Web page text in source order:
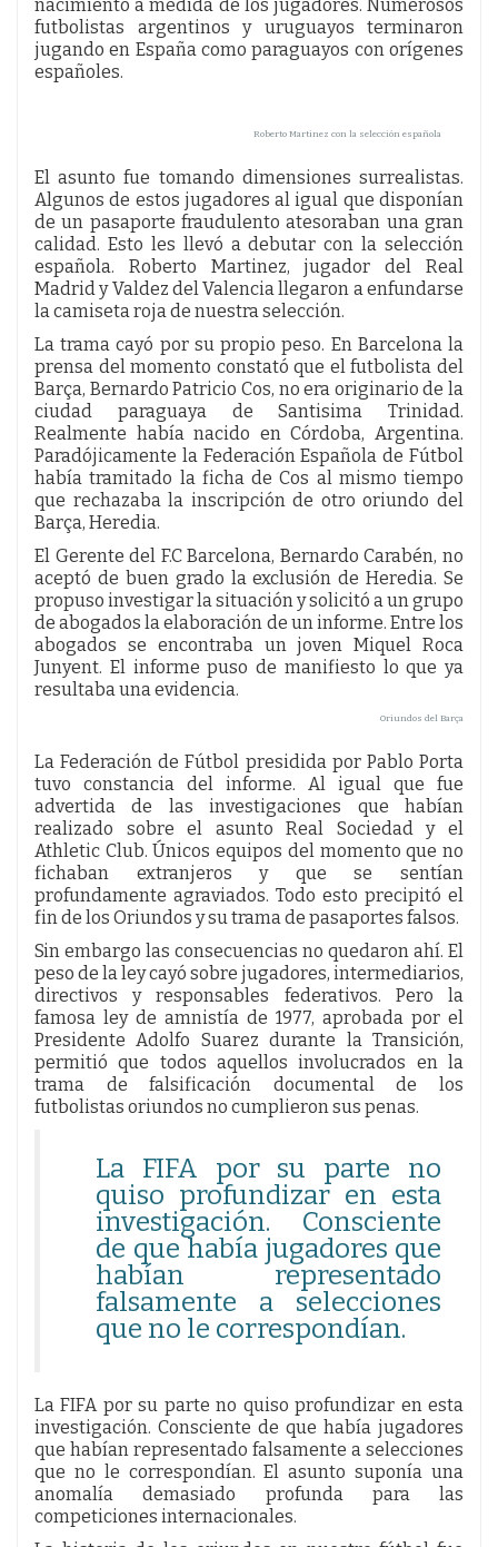
nacimiento a medida de los jugadores. Numerosos
futbolistas argentinos y uruguayos terminaron
jugando en España como paraguayos con orígenes
españoles.
Roberto Martinez con la selección española
El asunto fue tomando dimensiones surrealistas.
Algunos de estos jugadores al igual que disponían
de un pasaporte fraudulento atesoraban una gran
calidad. Esto les llevó a debutar con la selección
española. Roberto Martinez, jugador del Real
Madrid y Valdez del Valencia llegaron a enfundarse
la camiseta roja de nuestra selección.
La trama cayó por su propio peso. En Barcelona la
prensa del momento constató que el futbolista del
Barça, Bernardo Patricio Cos, no era originario de la
ciudad paraguaya de Santisima Trinidad.
Realmente había nacido en Córdoba, Argentina.
Paradójicamente la Federación Española de Fútbol
había tramitado la ficha de Cos al mismo tiempo
que rechazaba la inscripción de otro oriundo del
Barça, Heredia.
El Gerente del F.C Barcelona, Bernardo Carabén, no
aceptó de buen grado la exclusión de Heredia. Se
propuso investigar la situación y solicitó a un grupo
de abogados la elaboración de un informe. Entre los
abogados se encontraba un joven Miquel Roca
Junyent. El informe puso de manifiesto lo que ya
resultaba una evidencia.
Oriundos del Barça
La Federación de Fútbol presidida por Pablo Porta
tuvo constancia del informe. Al igual que fue
advertida de las investigaciones que habían
realizado sobre el asunto Real Sociedad y el
Athletic Club. Únicos equipos del momento que no
fichaban extranjeros y que se sentían
profundamente agraviados. Todo esto precipitó el
fin de los Oriundos y su trama de pasaportes falsos.
Sin embargo las consecuencias no quedaron ahí. El
peso de la ley cayó sobre jugadores, intermediarios,
directivos y responsables federativos. Pero la
famosa ley de amnistía de 1977, aprobada por el
Presidente Adolfo Suarez durante la Transición,
permitió que todos aquellos involucrados en la
trama de falsificación documental de los
futbolistas oriundos no cumplieron sus penas.
La FIFA por su parte no
quiso profundizar en esta
investigación. Consciente
de que había jugadores que
habían representado
falsamente a selecciones
que no le correspondían.
La FIFA por su parte no quiso profundizar en esta
investigación. Consciente de que había jugadores
que habían representado falsamente a selecciones
que no le correspondían. El asunto suponía una
anomalía demasiado profunda para las
competiciones internacionales.